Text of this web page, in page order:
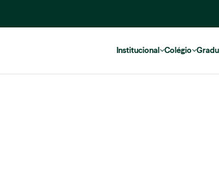
Institucional Colégio